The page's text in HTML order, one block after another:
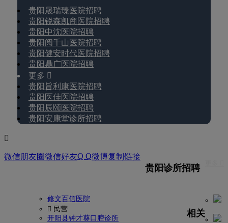
贵阳晟瑞臻医院招聘
贵阳锐森凯商医院招聘
贵阳中沈医院招聘
贵阳阅千山医院招聘
贵阳健安时代医院招聘
贵阳鼎广医院招聘
更多 
贵阳旨利康医院招聘
贵阳医佳医院招聘
贵阳辰颐医院招聘
贵阳安康堂诊所招聘

微信朋友圈微信好友Q Q微博复制链接
贵阳诊所招聘
修文百信医院
 民营
开阳县钟才葵口腔诊所
相关